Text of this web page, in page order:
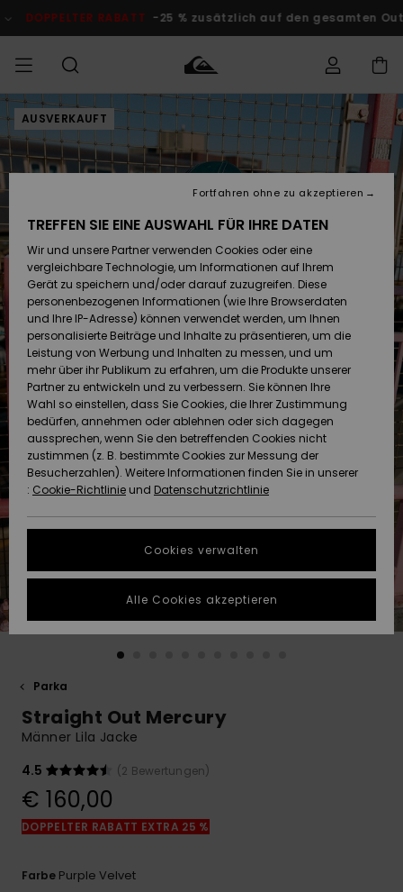
ProduktinformationRABATT -25 % zusätzlich auf den gesamten Outlet-
MÄNNER Kleidung
Accessoires
Schuhe&
Flip-Flops
Surf
Snow
Brandneu
Highlights
JUNGEN
Kleidung
Accessoires
Schuhe&
Flip-Flops
Surf
Snow
Brandneu
Highlights
FRAUEN
Shop
Brandneu
Highlights
Snow
SURF
Surf Shop
Kinder
Highlights
Community
SNOW
Snow Shop
Kinder
Snow Shop
Damen
Highlights
Community
DOPPELTER
RABATT
Outlet
KINDER
Outlet
Frauen
HILFE & KONTAKT
Auf meine
Bestellung
zugreifen
Versand
Retouren
Bezahlung
Geschenkkarte
Quiksilver
Freedom
Datenschutz
Starten Sie eine
Unterhaltung,
schnellste
Antwort auf Ihre
Frage zu
die häufigsten
Fragen sowie
NACHHALTIGKEIT
WUNSCHLISTE
AUSVERKAUFT
Parka
Straight Out Mercury
Männer Lila Jacke
4.5
(2 Bewertungen)
€ 160,00
DOPPELTER RABATT EXTRA 25 %
Farbe Purple Velvet
TREFFEN SIE EINE AUSWAHL FÜR IHRE DATEN
Wir und unsere Partner verwenden Cookies oder eine
vergleichbare Technologie, um Informationen auf Ihrem
Gerät zu speichern und/oder darauf zuzugreifen. Diese
personenbezogenen Informationen (wie Ihre Browserdaten
und Ihre IP-Adresse) können verwendet werden, um Ihnen
personalisierte Beiträge und Inhalte zu präsentieren, um die
Leistung von Werbung und Inhalten zu messen, und um
mehr über ihr Publikum zu erfahren, um die Produkte unserer
Partner zu entwickeln und zu verbessern. Sie können Ihre
Wahl so einstellen, dass Sie Cookies, die Ihrer Zustimmung
bedürfen, annehmen oder ablehnen oder sich dagegen
aussprechen, wenn Sie den betreffenden Cookies nicht
zustimmen (z. B. bestimmte Cookies zur Messung der
Besucherzahlen). Weitere Informationen finden Sie in unserer
: Cookie-Richtlinie und Datenschutzrichtlinie
Cookies verwalten
Fortfahren ohne zu akzeptieren
Alle Cookies akzeptieren